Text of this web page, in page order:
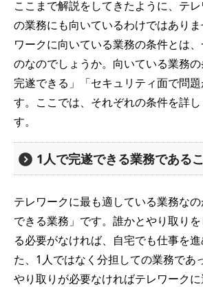
ここまで解説をしてきたように、テ
の業務にも向いているわけではあり
ワークに向いている業務の条件とは
のなのでしょうか。向いている業務
完遂できる」「セキュリティ面で問
す。ここでは、それぞれの条件を詳
す。
1人で完遂できる業務である
テレワークに最も適している業務な
できる業務」です。誰かとやり取り
る必要がなければ、自宅でも仕事を
た、1人ではなく分担しての業務であ
やり取りが必要なければテレワークに